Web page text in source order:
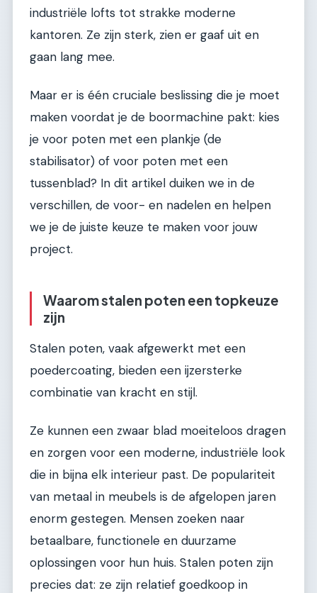
industriële lofts tot strakke moderne
kantoren. Ze zijn sterk, zien er gaaf uit en
gaan lang mee.
Maar er is één cruciale beslissing die je moet
maken voordat je de boormachine pakt: kies
je voor poten met een plankje (de
stabilisator) of voor poten met een
tussenblad? In dit artikel duiken we in de
verschillen, de voor- en nadelen en helpen
we je de juiste keuze te maken voor jouw
project.
Waarom stalen poten een topkeuze
zijn
Stalen poten, vaak afgewerkt met een
poedercoating, bieden een ijzersterke
combinatie van kracht en stijl.
Ze kunnen een zwaar blad moeiteloos dragen
en zorgen voor een moderne, industriële look
die in bijna elk interieur past. De populariteit
van metaal in meubels is de afgelopen jaren
enorm gestegen. Mensen zoeken naar
betaalbare, functionele en duurzame
oplossingen voor hun huis. Stalen poten zijn
precies dat: ze zijn relatief goedkoop in